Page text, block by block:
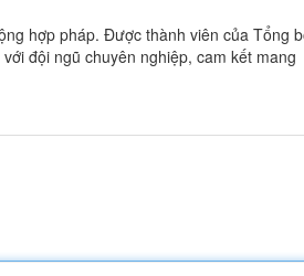
hợp pháp. Được thành viên của Tổng
đội ngũ chuyên nghiệp, cam kết mang